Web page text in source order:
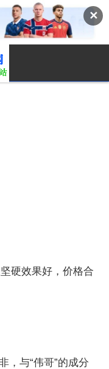
✕
硬效果好，价格合
，与“伟哥”的成分